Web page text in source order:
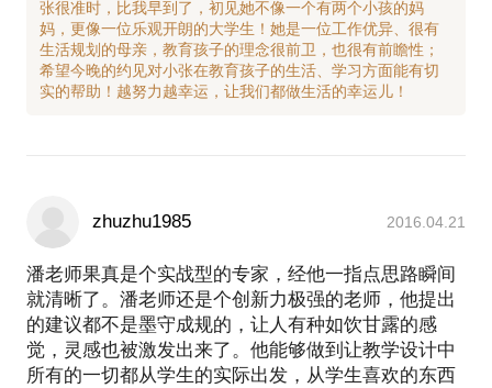
张很准时，比我早到了，初见她不像一个有两个小孩的妈
妈，更像一位乐观开朗的大学生！她是一位工作优异、很有
生活规划的母亲，教育孩子的理念很前卫，也很有前瞻性；
希望今晚的约见对小张在教育孩子的生活、学习方面能有切
zhuzhu1985 2016.04.21
潘老师果真是个实战型的专家，经他一指点思路瞬间
就清晰了。潘老师还是个创新力极强的老师，他提出
的建议都不是墨守成规的，让人有种如饮甘露的感
觉，灵感也被激发出来了。他能够做到让教学设计中
所有的一切都从学生的实际出发，从学生喜欢的东西